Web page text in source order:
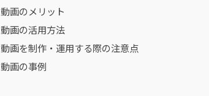
画のメリット
画の活用方法
画を制作・運用する際の注意点
画の事例